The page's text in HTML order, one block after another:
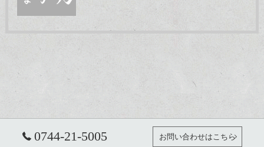
0744-21-5005 お問い合わせはこちら